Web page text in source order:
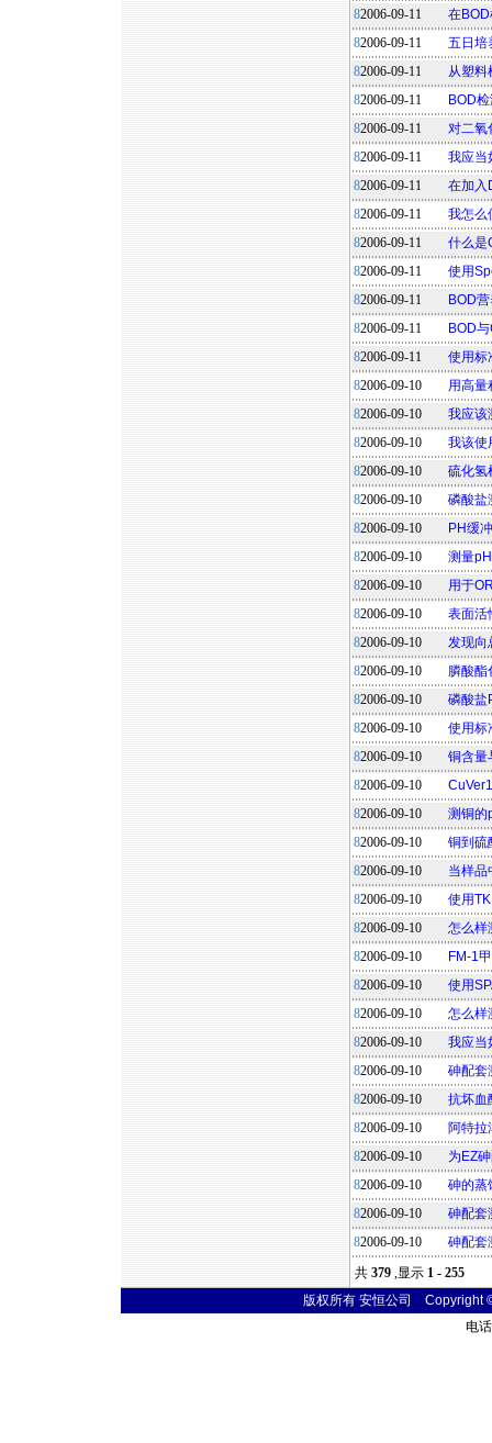
82006-09-11
在
82006-09-11
五日培
82006-09-11
从塑料
82006-09-11
BOD
82006-09-11
对二氧
82006-09-11
我应当
82006-09-11
在加入
82006-09-11
我怎么
82006-09-11
什么是
82006-09-11
使用
82006-09-11
BOD
82006-09-11
BOD
82006-09-11
使用标
82006-09-10
用高量
82006-09-10
我应该
82006-09-10
我该使
82006-09-10
硫化氢
82006-09-10
磷酸盐
82006-09-10
PH缓
82006-09-10
测量
82006-09-10
用于
82006-09-10
表面活
82006-09-10
发现向
82006-09-10
膦酸酯
82006-09-10
磷酸盐
82006-09-10
使用标
82006-09-10
铜含量
82006-09-10
82006-09-10
测铜的
82006-09-10
铜到硫
82006-09-10
当样品
82006-09-10
使用
82006-09-10
怎么样
82006-09-10
FM-1
82006-09-10
使用
82006-09-10
怎么样
82006-09-10
我应当
82006-09-10
砷配套
82006-09-10
抗坏血
82006-09-10
阿特拉
82006-09-10
为EZ
82006-09-10
砷的蒸
82006-09-10
砷配套
82006-09-10
砷配套
共 379 ,显示 1 - 255
版权所有 安恒公司 Copyright
电